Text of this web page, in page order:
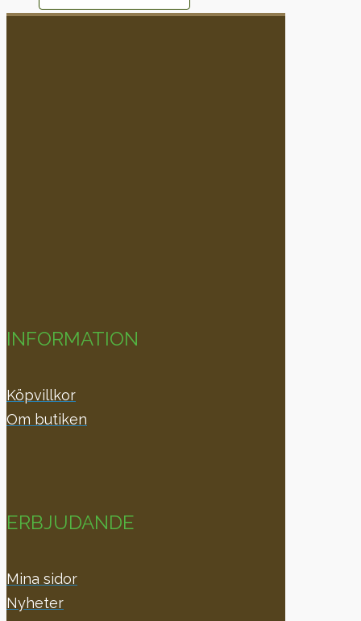
INFORMATION
Köpvillkor
Om butiken
ERBJUDANDE
Mina sidor
Nyheter